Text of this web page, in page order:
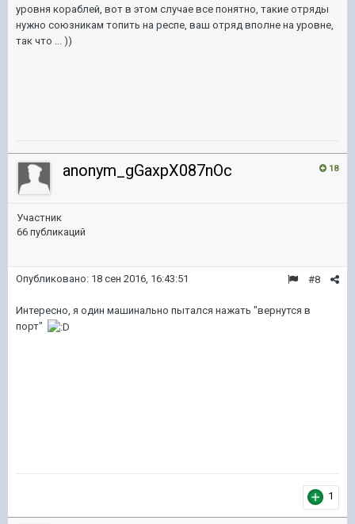
уровня кораблей, вот в этом случае все понятно, такие отряды
нужно союзникам топить на респе, ваш отряд вполне на уровне,
так что ... ))
18
anonym_gGaxpX087nOc
Участник
66 публикаций
#8
Опубликовано: 18 сен 2016, 16:43:51
Интересно, я один машинально пытался нажать "вернутся в
порт"
1